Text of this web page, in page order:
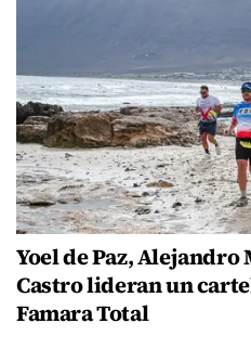
Yoel de Paz, Alejandro
Castro lideran un
Famara Total